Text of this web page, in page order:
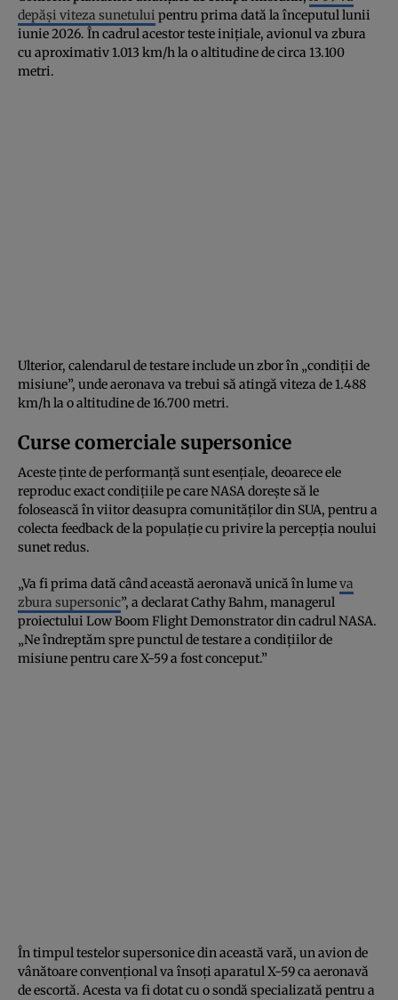
depăși viteza sunetului pentru prima dată la începutul lunii
iunie 2026. În cadrul acestor teste inițiale, avionul va zbura
cu aproximativ 1.013 km/h la o altitudine de circa 13.100
metri.
Ulterior, calendarul de testare include un zbor în „condiții de
misiune”, unde aeronava va trebui să atingă viteza de 1.488
km/h la o altitudine de 16.700 metri.
Curse comerciale supersonice
Aceste ținte de performanță sunt esențiale, deoarece ele
reproduc exact condițiile pe care NASA dorește să le
folosească în viitor deasupra comunităților din SUA, pentru a
colecta feedback de la populație cu privire la percepția noului
sunet redus.
„Va fi prima dată când această aeronavă unică în lumeva
zbura supersonic”, a declarat Cathy Bahm, managerul
proiectului Low Boom Flight Demonstrator din cadrul NASA.
„Ne îndreptăm spre punctul de testare a condițiilor de
misiune pentru care X-59 a fost conceput.”
În timpul testelor supersonice din această vară, un avion de
vânătoare convențional va însoți aparatul X-59 ca aeronavă
de escortă. Acesta va fi dotat cu o sondă specializată pentru a